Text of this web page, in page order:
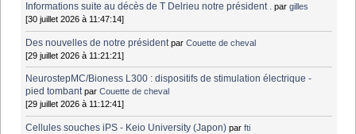
Informations suite au décès de T Delrieu notre président . pargilles
[30 juillet 2026 à 11:47:14]
Des nouvelles de notre président parCouette de cheval
[29 juillet 2026 à 11:21:21]
NeurostepMC/Bioness L300 : dispositifs de stimulation électrique -
pied tombant parCouette de cheval
[29 juillet 2026 à 11:12:41]
Cellules souches iPS - Keio University (Japon) parfti